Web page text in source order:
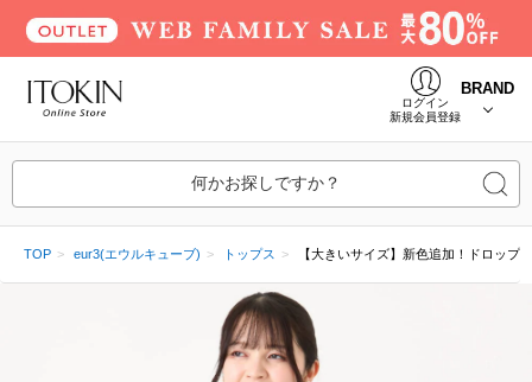
ログイン
新規会員登録
BRAND
何かお探しですか？
TOP eur3(エウルキューブ) トップス 【大きいサイズ】新色追加！ドロップ